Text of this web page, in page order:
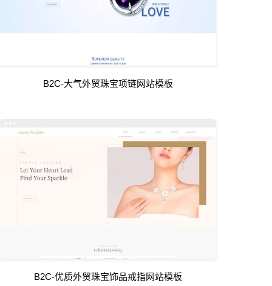
B2C-大气外贸珠宝项链网站模板
B2C-优质外贸珠宝饰品戒指网站模板